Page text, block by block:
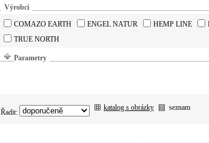
Výrobci
COMAZO EARTH
ENGEL NATUR HEMP LINE
TRUE NORTH
Parametry
Řadit:
katalog s obrázky seznam